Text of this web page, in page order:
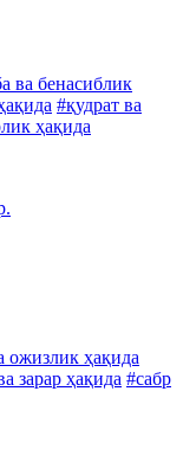
ва бенасиблик
#қудрат ва
ҳақида
ожизлик ҳақида
зарар ҳақида #сабр